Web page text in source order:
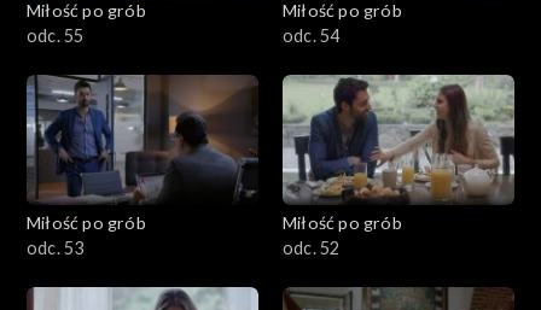
Miłość po grób
odc. 55
Miłość po grób
odc. 54
Miłość po grób
odc. 53
Miłość po grób
odc. 52